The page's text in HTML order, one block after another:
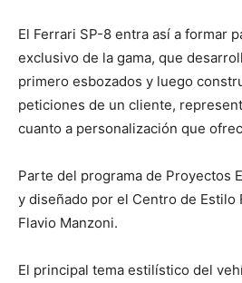
El Ferrari SP-8 entra así a formar
exclusivo de la gama, que
primero esbozados y luego
peticiones de un cliente,
cuanto a personalización que
Parte del programa de Proyectos
y diseñado por el Centro de
Flavio Manzoni.
El principal tema estilístico del